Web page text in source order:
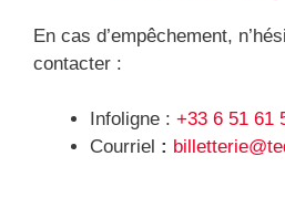
En cas d’empêchement,
contacter :
Infoligne : +33 6 51 61
Courriel :